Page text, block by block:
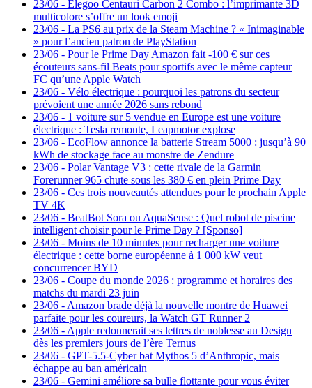
23/06 - Elegoo Centauri Carbon 2 Combo : l’imprimante 3D
multicolore s’offre un look emoji
23/06 - La PS6 au prix de la Steam Machine ? « Inimaginable
» pour l’ancien patron de PlayStation
23/06 - Pour le Prime Day Amazon fait -100 € sur ces
écouteurs sans-fil Beats pour sportifs avec le même capteur
FC qu’une Apple Watch
23/06 - Vélo électrique : pourquoi les patrons du secteur
prévoient une année 2026 sans rebond
23/06 - 1 voiture sur 5 vendue en Europe est une voiture
électrique : Tesla remonte, Leapmotor explose
23/06 - EcoFlow annonce la batterie Stream 5000 : jusqu’à 90
kWh de stockage face au monstre de Zendure
23/06 - Polar Vantage V3 : cette rivale de la Garmin
Forerunner 965 chute sous les 380 € en plein Prime Day
23/06 - Ces trois nouveautés attendues pour le prochain Apple
TV 4K
23/06 - BeatBot Sora ou AquaSense : Quel robot de piscine
intelligent choisir pour le Prime Day ? [Sponso]
23/06 - Moins de 10 minutes pour recharger une voiture
électrique : cette borne européenne à 1 000 kW veut
concurrencer BYD
23/06 - Coupe du monde 2026 : programme et horaires des
matchs du mardi 23 juin
23/06 - Amazon brade déjà la nouvelle montre de Huawei
parfaite pour les coureurs, la Watch GT Runner 2
23/06 - Apple redonnerait ses lettres de noblesse au Design
dès les premiers jours de l’ère Ternus
23/06 - GPT-5.5-Cyber bat Mythos 5 d’Anthropic, mais
échappe au ban américain
23/06 - Gemini améliore sa bulle flottante pour vous éviter